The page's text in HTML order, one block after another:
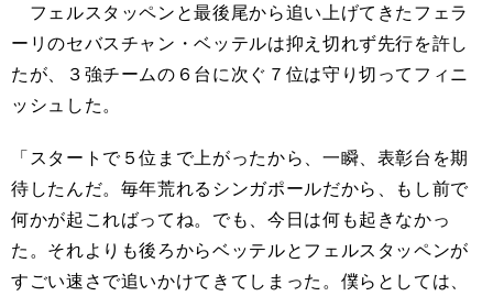
フェルスタッペンと最後尾から追い上げてきたフェラ
ーリのセバスチャン・ベッテルは抑え切れず先行を許し
たが、３強チームの６台に次ぐ７位は守り切ってフィニ
ッシュした。
「スタートで５位まで上がったから、一瞬、表彰台を期
待したんだ。毎年荒れるシンガポールだから、もし前で
何かが起こればってね。でも、今日は何も起きなかっ
た。それよりも後ろからベッテルとフェルスタッペンが
すごい速さで追いかけてきてしまった。僕らとしては、